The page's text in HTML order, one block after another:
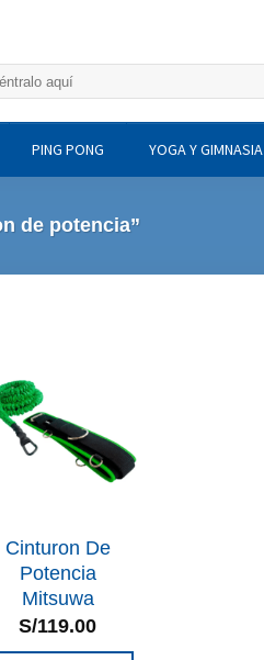
PING PONG YOGA Y GIMNASIA
de potencia”
Cinturon De
Potencia
Mitsuwa
S/119.00